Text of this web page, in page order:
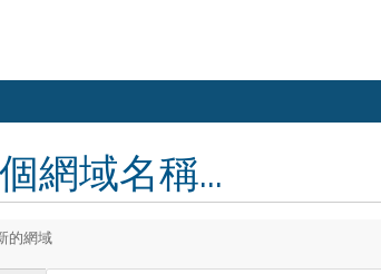
網域名稱...
的網域